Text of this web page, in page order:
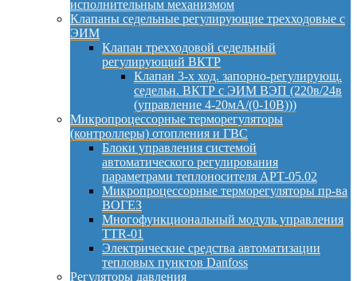
исполнительным механизмом
Клапаны седельные регулирующие трехходовые с
ЭИМ
Клапан трехходовой седельный
регулирующий ВКТР
Клапан 3-х ход. запорно-регулирующ.
седельн. ВКТР с ЭИМ ВЭП (220в/24в
(управление 4-20мА/(0-10В)))
Микропроцессорные терморегуляторы
(контроллеры) отопления и ГВС
Блоки управления системой
автоматического регулирования
параметрами теплоносителя АРТ-05.02
Микропроцессорные терморегуляторы пр-ва
ВОГЕЗ
Многофункциональный модуль управления
TTR-01
Электрические средства автоматизации
тепловых пунктов Danfoss
Регуляторы давления